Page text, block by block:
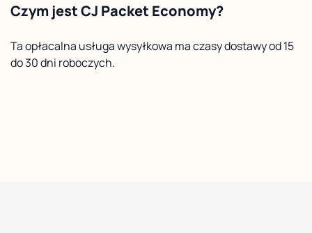
Czym jest CJ Packet Economy?
Ta opłacalna usługa wysyłkowa ma czasy dostawy od 15
do 30 dni roboczych.